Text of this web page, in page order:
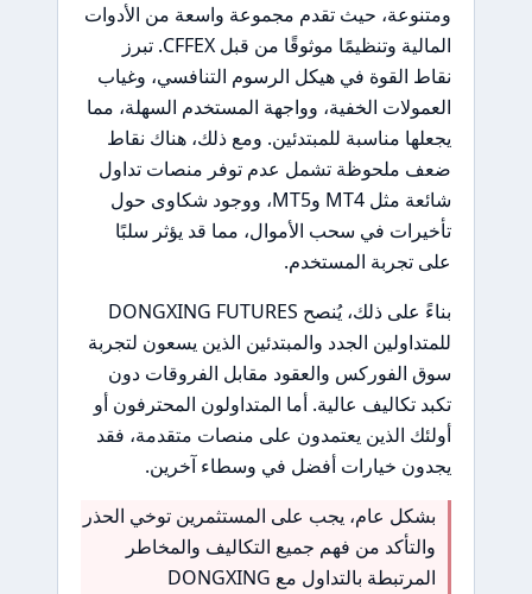
ومتنوعة، حيث تقدم مجموعة واسعة من الأدوات
المالية وتنظيمًا موثوقًا من قبل CFFEX. تبرز
نقاط القوة في هيكل الرسوم التنافسي، وغياب
العمولات الخفية، وواجهة المستخدم السهلة، مما
يجعلها مناسبة للمبتدئين. ومع ذلك، هناك نقاط
ضعف ملحوظة تشمل عدم توفر منصات تداول
شائعة مثل MT4 وMT5، ووجود شكاوى حول
تأخيرات في سحب الأموال، مما قد يؤثر سلبًا
على تجربة المستخدم.
بناءً على ذلك، يُنصح DONGXING FUTURES
للمتداولين الجدد والمبتدئين الذين يسعون لتجربة
سوق الفوركس والعقود مقابل الفروقات دون
تكبد تكاليف عالية. أما المتداولون المحترفون أو
أولئك الذين يعتمدون على منصات متقدمة، فقد
يجدون خيارات أفضل في وسطاء آخرين.
بشكل عام، يجب على المستثمرين توخي الحذر
والتأكد من فهم جميع التكاليف والمخاطر
المرتبطة بالتداول مع DONGXING